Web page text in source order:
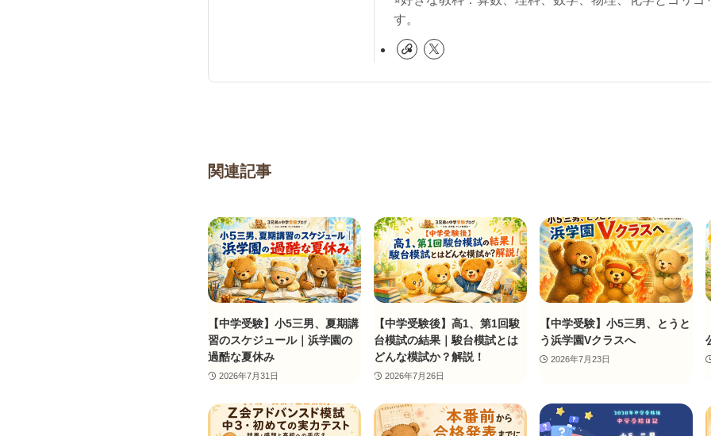
す。
関連記事
【中学受験】小5三男、夏期講
習のスケジュール｜浜学園の
過酷な夏休み
2026年7月31日
【中学受験後】高1、第1回駿
台模試の結果｜駿台模試とは
どんな模試か？解説！
2026年7月26日
【中学受験】小5三男、とうと
う浜学園Vクラスへ
2026年7月23日